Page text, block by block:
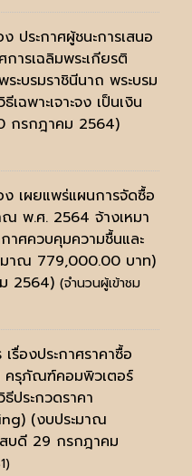
ประกาศผู้ชนะการเสนอ
ารเฉลิมพระเกียรติ
ระบรมราชินีนาถ พระบรม
ฉพาะเจาะจง เป็นเงิน
กรกฎาคม 2564)
ง เผยแพร่แผนการจัดซื้อ
ณ พ.ศ. 2564 จ้างเหมา
าศควบคุมความชื้นและ
มาณ 779,000.00 บาท)
2564) (จำนวนผู้เข้าชม
รื่องประกาศราคาซื้อ
รุภัณฑ์คอมพิวเตอร์
ประกวดราคา
(งบประมาณ
บดี 29 กรกฎาคม